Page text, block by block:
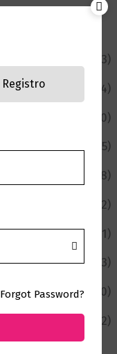
(53)
(4)
(230)
(75)
(88)
(212)
(371)
(43)
(110)
(12)
Registro
Forgot Password?